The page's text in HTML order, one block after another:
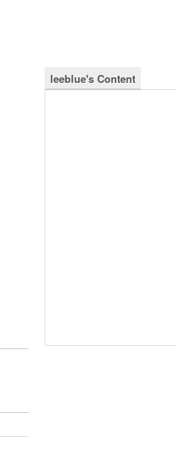
leeblue's Content